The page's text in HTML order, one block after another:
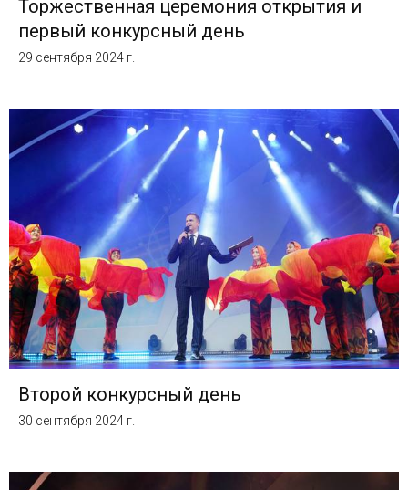
Торжественная церемония открытия и
первый конкурсный день
29 сентября 2024 г.
Второй конкурсный день
30 сентября 2024 г.